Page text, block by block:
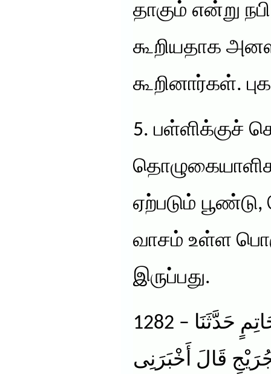
தாகும் என்று
கூறியதாக
கூறினார்கள்.
5. பள்ளிக்குச்
ஏற்படும்
வாசம் உள்ள
இருப்பது.
1282 – وَحَدَّثَنِى مُحَمَّدُ بْنُ حَاتِمٍ حَدَّثَنَا
قَالَ أَخْبَرَنِى